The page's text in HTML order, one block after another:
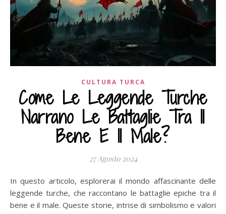
CULTURA TURCA
Come Le Leggende Turche
Narrano Le Battaglie Tra Il
Bene E Il Male?
27 Agosto 2024
In questo articolo, esplorerai il mondo affascinante delle
leggende turche, che raccontano le battaglie epiche tra il
bene e il male. Queste storie, intrise di simbolismo e valori